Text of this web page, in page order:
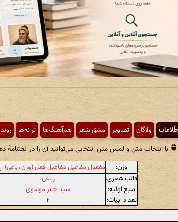
واژگان تصاویر مشق شعر هم‌آهنگ‌ها ترانه‌ها
با انتخاب متن و لمس متن انتخابی می‌توانید آن را در
وزن:
مفعول مفاعیل مفاعیل فعل (وزن رباعی)
قالب شعری:
رباعی
منبع اولیه:
سید جابر موسوی
تعداد ابیات:
۲